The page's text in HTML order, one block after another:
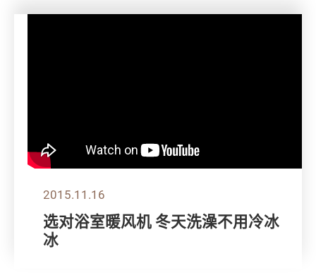
2015.11.16
选对浴室暖风机 冬天洗澡不用冷冰
冰